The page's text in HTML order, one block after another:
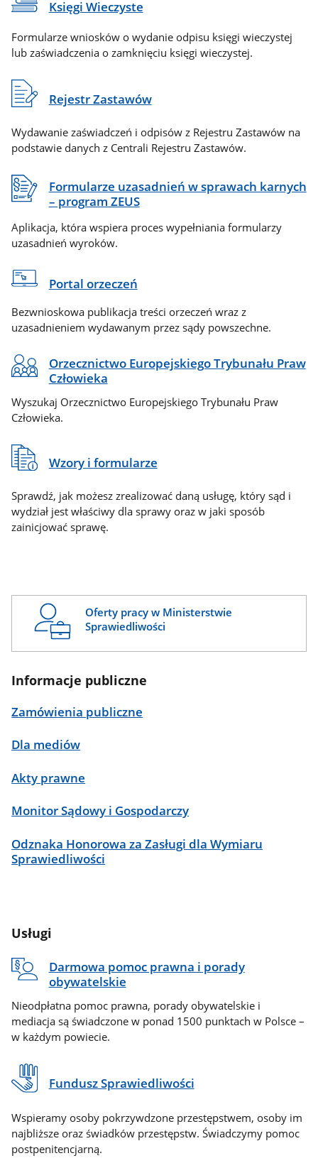
Księgi Wieczyste
Formularze wniosków o wydanie odpisu księgi wieczystej
lub zaświadczenia o zamknięciu księgi wieczystej.
Rejestr Zastawów
Wydawanie zaświadczeń i odpisów z Rejestru Zastawów na
podstawie danych z Centrali Rejestru Zastawów.
Formularze uzasadnień w sprawach karnych
– program ZEUS
Aplikacja, która wspiera proces wypełniania formularzy
uzasadnień wyroków.
Portal orzeczeń
Bezwnioskowa publikacja treści orzeczeń wraz z
uzasadnieniem wydawanym przez sądy powszechne.
Orzecznictwo Europejskiego Trybunału Praw
Człowieka
Wyszukaj Orzecznictwo Europejskiego Trybunału Praw
Człowieka.
Wzory i formularze
Sprawdź, jak możesz zrealizować daną usługę, który sąd i
wydział jest właściwy dla sprawy oraz w jaki sposób
zainicjować sprawę.
Oferty pracy w Ministerstwie
Sprawiedliwości
Informacje publiczne
Zamówienia publiczne
Dla mediów
Akty prawne
Monitor Sądowy i Gospodarczy
Odznaka Honorowa za Zasługi dla Wymiaru
Sprawiedliwości
Usługi
Darmowa pomoc prawna i porady
obywatelskie
Nieodpłatna pomoc prawna, porady obywatelskie i
mediacja są świadczone w ponad 1500 punktach w Polsce –
w każdym powiecie.
Fundusz Sprawiedliwości
Wspieramy osoby pokrzywdzone przestępstwem, osoby im
najbliższe oraz świadków przestępstw. Świadczymy pomoc
postpenitencjarną.